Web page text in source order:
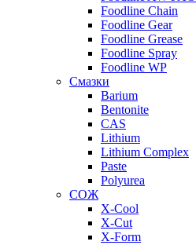
Foodline Chain
Foodline Gear
Foodline Grease
Foodline Spray
Foodline WP
Смазки
Barium
Bentonite
CAS
Lithium
Lithium Complex
Paste
Polyurea
СОЖ
X-Cool
X-Cut
X-Form